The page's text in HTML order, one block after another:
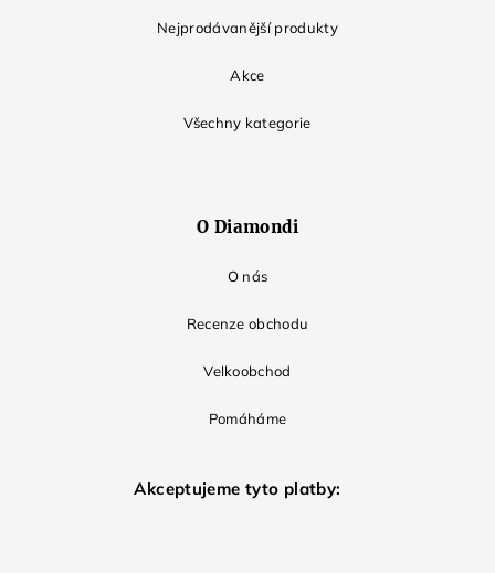
Nejprodávanější produkty
Akce
Všechny kategorie
O Diamondi
O nás
Recenze obchodu
Velkoobchod
Pomáháme
Akceptujeme tyto platby: